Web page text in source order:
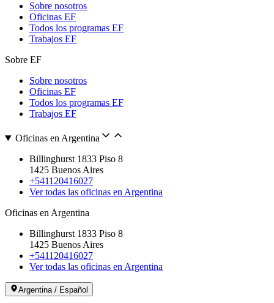
Sobre nosotros
Oficinas EF
Todos los programas EF
Trabajos EF
Sobre EF
Sobre nosotros
Oficinas EF
Todos los programas EF
Trabajos EF
Oficinas en Argentina
Billinghurst 1833 Piso 8
1425 Buenos Aires
+541120416027
Ver todas las oficinas en Argentina
Oficinas en Argentina
Billinghurst 1833 Piso 8
1425 Buenos Aires
+541120416027
Ver todas las oficinas en Argentina
Argentina / Español